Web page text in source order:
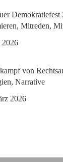
Demokratiefest
Mitreden,
2026
von
Narrative
2026